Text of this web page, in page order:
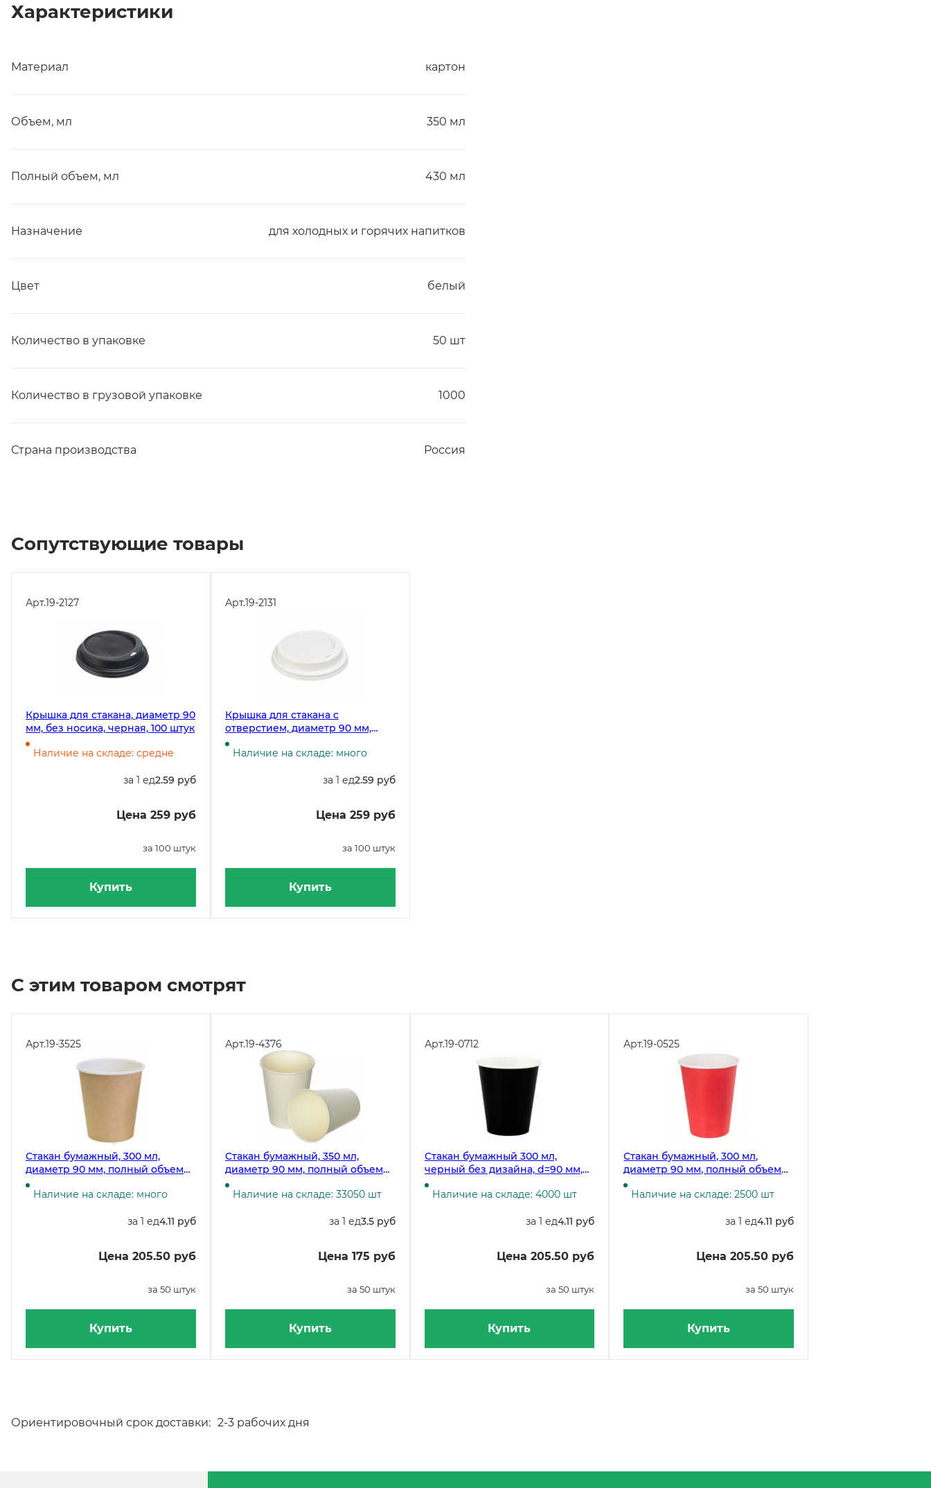
Характеристики
Материал картон
Объем, мл 350 мл
Полный объем, мл 430 мл
Назначение для холодных и горячих напитков
Цвет белый
Количество в упаковке 50 шт
Количество в грузовой упаковке 1000
Страна производства Россия
Сопутствующие товары
Арт.19-2127
Крышка для стакана, диаметр 90
мм, без носика, черная, 100 штук
Наличие на складе: средне
за 1 ед2.59 руб
Цена 259 руб
за 100 штук
Купить
Арт.19-2131
Крышка для стакана с
отверстием, диаметр 90 мм,
белая, 100 штук
Наличие на складе: много
за 1 ед2.59 руб
Цена 259 руб
за 100 штук
Купить
С этим товаром смотрят
Арт.19-3525
Стакан бумажный, 300 мл,
диаметр 90 мм, полный объем
364 мл, крафт, 50 штук
Наличие на складе: много
за 1 ед4.11 руб
Цена 205.50 руб
за 50 штук
Купить
Арт.19-4376
Стакан бумажный, 350 мл,
диаметр 90 мм, полный объем
420 мл, белый, 50 штук
Наличие на складе: 33050 шт
за 1 ед3.5 руб
Цена 175 руб
за 50 штук
Купить
Арт.19-0712
Стакан бумажный 300 мл,
черный без дизайна, d=90 мм,
50 штук в упаковке
Наличие на складе: 4000 шт
за 1 ед4.11 руб
Цена 205.50 руб
за 50 штук
Купить
Арт.19-0525
Стакан бумажный, 300 мл,
диаметр 90 мм, полный объем
364 мл, красный, 1000 штук
Наличие на складе: 2500 шт
за 1 ед4.11 руб
Цена 205.50 руб
за 50 штук
Купить
Ориентировочный срок доставки: 2-3 рабочих дня